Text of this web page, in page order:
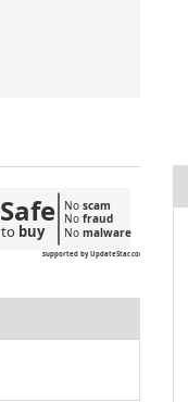
supported by UpdateStar.com
Safe
to buy
No scam
No fraud
No malware